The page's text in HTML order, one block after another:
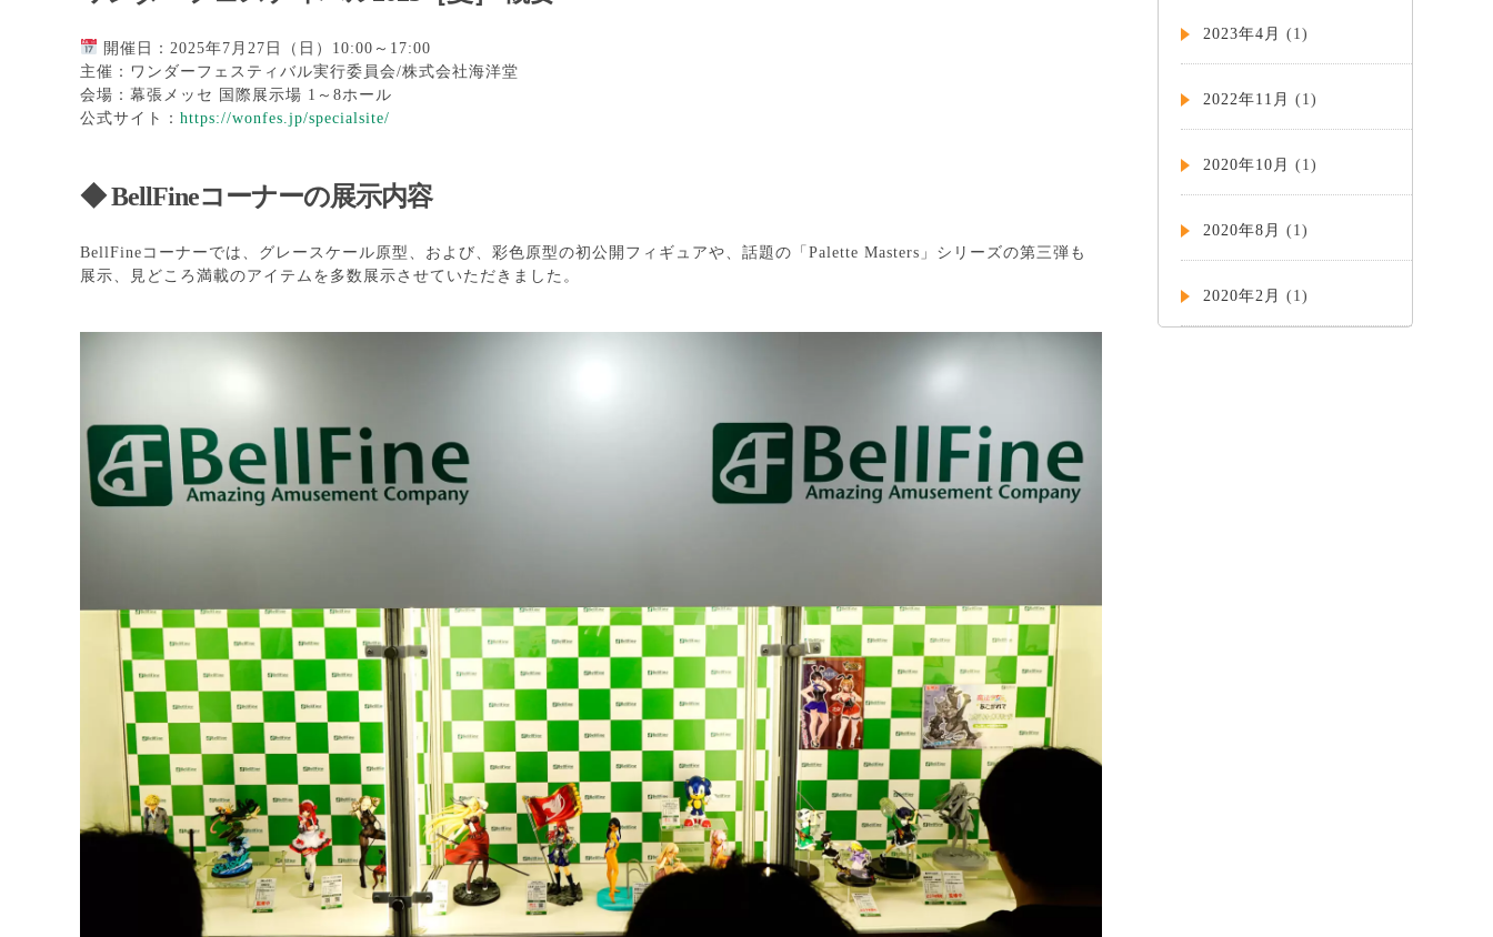
開催日：2025年7月27日（日）10:00～17:00
主催：ワンダーフェスティバル実行委員会/株式会社海洋堂
会場：幕張メッセ 国際展示場 1～8ホール
公式サイト： https://wonfes.jp/specialsite/
◆ BellFineコーナーの展示内容
BellFineコーナーでは、グレースケール原型、および、彩色原型の初公開フィギュアや、話題の「Palette Masters」シリーズの第三弾も
展示、見どころ満載のアイテムを多数展示させていただきました。
2023年4月 (1)
2022年11月 (1)
2020年10月 (1)
2020年8月 (1)
2020年2月 (1)